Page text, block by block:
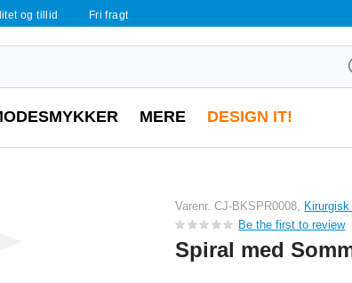
og tillid Fri fragt
MERE DESIGN IT!
Varenr. CJ-BKSPR0008,
Be the first to review
Spiral med